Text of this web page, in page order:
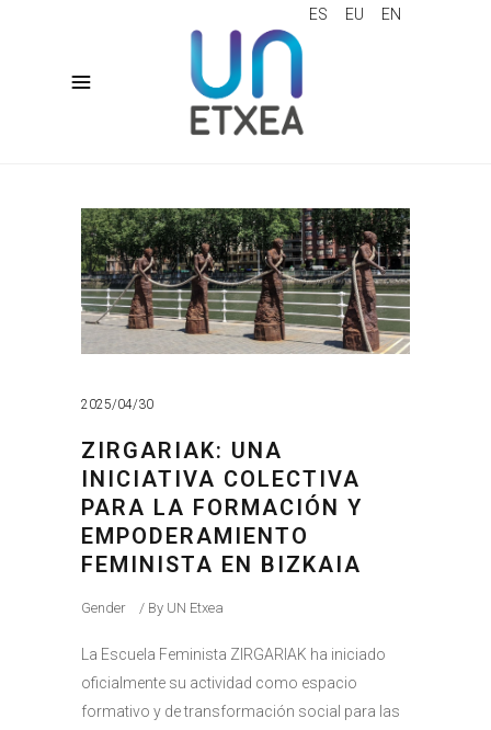
ES EU EN
2025/04/30
ZIRGARIAK: UNA
INICIATIVA COLECTIVA
PARA LA FORMACIÓN Y
EMPODERAMIENTO
FEMINISTA EN BIZKAIA
Gender By UN Etxea
La Escuela Feminista ZIRGARIAK ha iniciado
oficialmente su actividad como espacio
formativo y de transformación social para las